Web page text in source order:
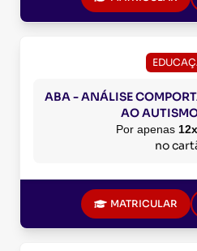
ABA - ANÁLISE
AO
Por apenas
no
MATRICULAR